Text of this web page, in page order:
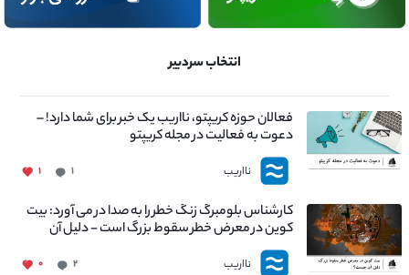
انتخاب سردبیر
فعالان حوزه کریپتو، نااریب یک خبر برای شما دارد! –
دعوت به فعالیت در مجله کریپتو
نااریب ۱ ۱
کارشناس بلومبرگ زنگ خطر را به صدا در می آورد: بیت
کوین در معرض خطر سقوط بزرگ است - دلیل آن
چیست؟
نااریب ۲ ۰